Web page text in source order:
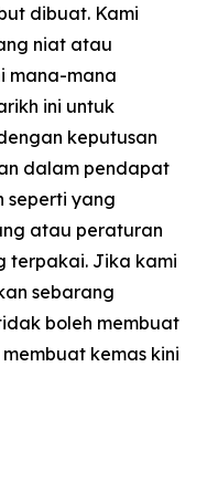
dibuat. Kami
niat atau
mana-mana
ini untuk
keputusan
dalam pendapat
seperti yang
atau peraturan
terpakai. Jika kami
sebarang
boleh membuat
kemas kini